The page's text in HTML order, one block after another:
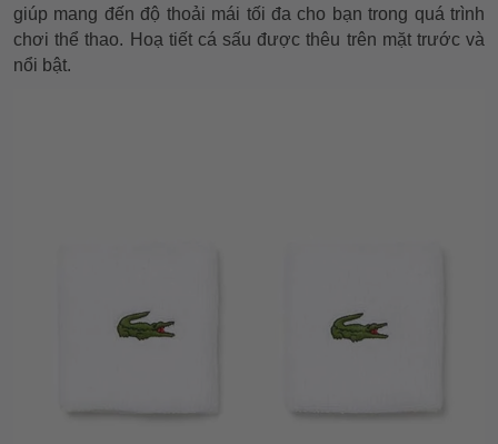
giúp mang đến độ thoải mái tối đa cho bạn trong quá trình
chơi thể thao. Hoạ tiết cá sấu được thêu trên mặt trước và
nổi bật.